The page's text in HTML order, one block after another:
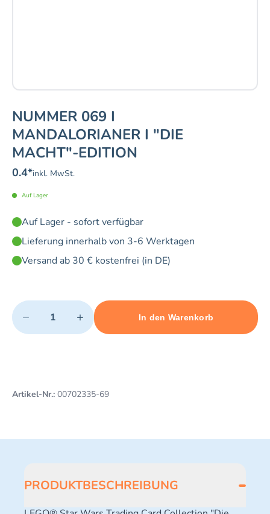
NUMMER 069 I
MANDALORIANER I "DIE
MACHT"-EDITION
0.4*inkl. MwSt.
Auf Lager
Auf Lager - sofort verfügbar
Lieferung innerhalb von 3-6 Werktagen
Versand ab 30 € kostenfrei (in DE)
Quantity
− +
Minimum quantity: 1 Maximum quantity: 3
In den Warenkorb
Add 1 item to cart
Artikel-Nr.: 00702335-69
PRODUKTBESCHREIBUNG